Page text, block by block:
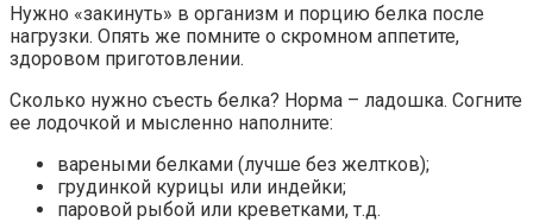
Нужно «закинуть» в организм и порцию белка после
нагрузки. Опять же помните о скромном аппетите,
здоровом приготовлении.
Сколько нужно съесть белка? Норма – ладошка. Согните
ее лодочкой и мысленно наполните:
вареными белками (лучше без желтков);
грудинкой курицы или индейки;
паровой рыбой или креветками, т.д.